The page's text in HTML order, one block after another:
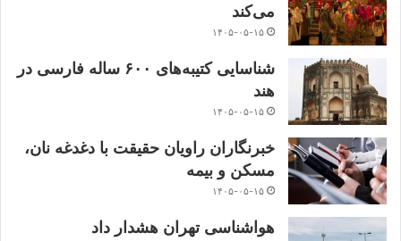
می‌کند
۱۴۰۵-۰۵-۱۵
شناسایی کتیبه‌های ۶۰۰ ساله فارسی در
هند
۱۴۰۵-۰۵-۱۵
خبرنگاران راویان حقیقت با دغدغه نان،
مسکن و بیمه
۱۴۰۵-۰۵-۱۵
هواشناسی تهران هشدار داد